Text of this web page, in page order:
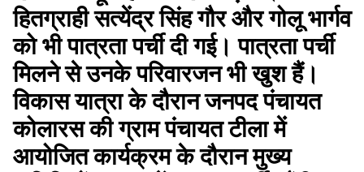
हितग्राही सत्येंद्र सिंह गौर और गोलू भार्गव
को भी पात्रता पर्ची दी गई। पात्रता पर्ची
मिलने से उनके परिवारजन भी खुश हैं।
विकास यात्रा के दौरान जनपद पंचायत
कोलारस की ग्राम पंचायत टीला में
आयोजित कार्यक्रम के दौरान मुख्य